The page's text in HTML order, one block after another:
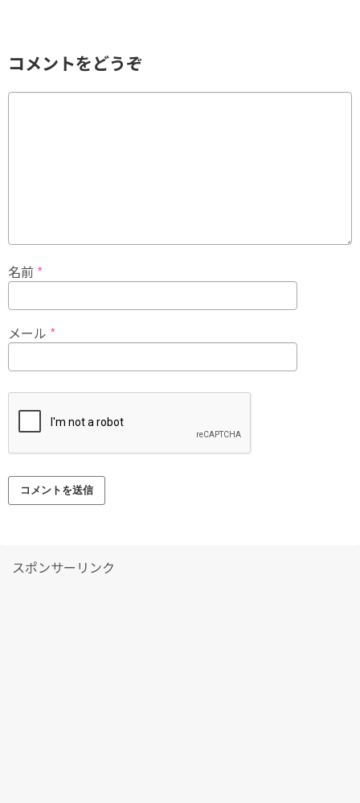
コメントをどうぞ
名前 *
メール *
スポンサーリンク